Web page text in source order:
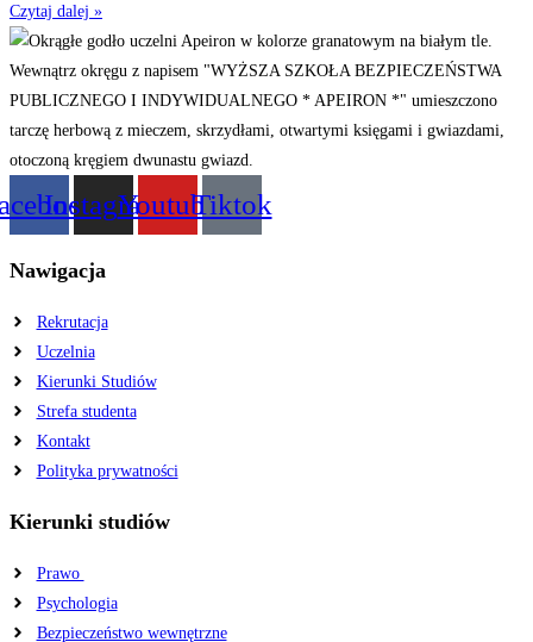
Czytaj dalej »
InstagramYoutubeTiktok
Nawigacja
Rekrutacja
Uczelnia
Kierunki Studiów
Strefa studenta
Kontakt
Polityka prywatności
Kierunki studiów
Prawo
Psychologia
Bezpieczeństwo wewnętrzne